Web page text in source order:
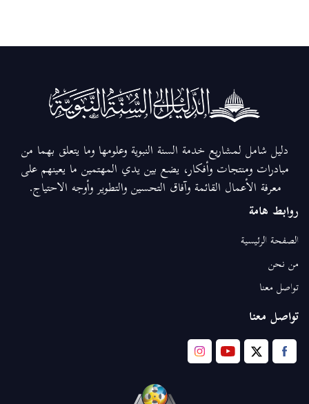
دليل شامل لمشاريع خدمة السنة النبوية وعلومها وما يتعلق بهما من
مبادرات ومنتجات وأفكار، يضع بين يدي المهتمين ما يعينهم على
معرفة الأعمال القائمة وآفاق التحسين والتطوير وأوجه الاحتياج.
روابط هامة
الصفحة الرئيسية
من نحن
تواصل معنا
تواصل معنا